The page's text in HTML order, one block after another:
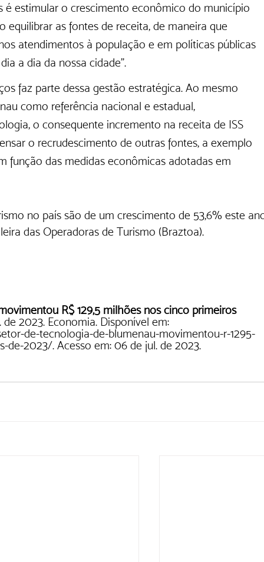
é estimular o crescimento econômico do município
equilibrar as fontes de receita, de maneira que
atendimentos à população e em políticas públicas
a dia da nossa cidade”.
faz parte dessa gestão estratégica. Ao mesmo
como referência nacional e estadual,
o consequente incremento na receita de ISS
o recrudescimento de outras fontes, a exemplo
função das medidas econômicas adotadas em
no país são de um crescimento de 53,6% este
das Operadoras de Turismo (Braztoa).
R$ 129,5 milhões nos cinco primeiros
2023. Economia. Disponível em:
de-tecnologia-de-blumenau-movimentou-r-1295-
de-2023/. Acesso em: 06 de jul. de 2023.